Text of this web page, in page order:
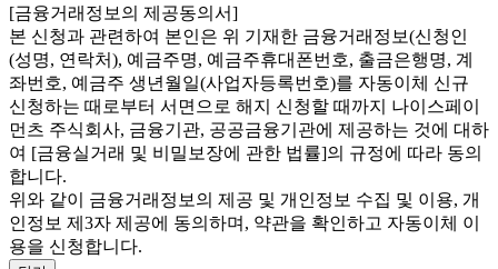
[금융거래정보의 제공동의서]
본 신청과 관련하여 본인은 위 기재한 금융거래정보(신청인
(성명, 연락처), 예금주명, 예금주휴대폰번호, 출금은행명, 계
좌번호, 예금주 생년월일(사업자등록번호)를 자동이체 신규
신청하는 때로부터 서면으로 해지 신청할 때까지 나이스페이
먼츠 주식회사, 금융기관, 공공금융기관에 제공하는 것에 대하
여 [금융실거래 및 비밀보장에 관한 법률]의 규정에 따라 동의
합니다.
위와 같이 금융거래정보의 제공 및 개인정보 수집 및 이용, 개
인정보 제3자 제공에 동의하며, 약관을 확인하고 자동이체 이
용을 신청합니다.